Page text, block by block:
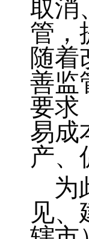
取消
管，
随着
善监
要求
易成
产、
为
见